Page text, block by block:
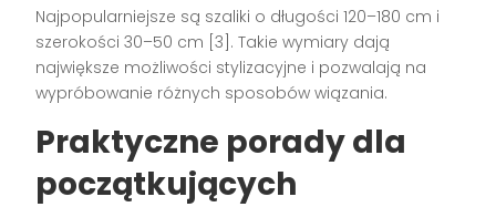
Najpopularniejsze są szaliki o długości 120–180 cm i
szerokości 30–50 cm [3]. Takie wymiary dają
największe możliwości stylizacyjne i pozwalają na
wypróbowanie różnych sposobów wiązania.
Praktyczne porady dla
początkujących